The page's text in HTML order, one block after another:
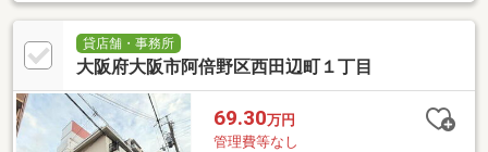
貸店舗・事務所
大阪府大阪市阿倍野区西田辺町１丁目
69.30万円
管理費等なし